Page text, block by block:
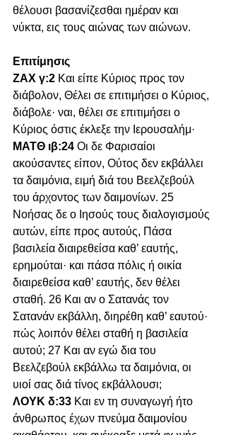
θέλουσι βασανίζεσθαι ημέραν και
νύκτα, εις τους αιώνας των αιώνων.
Επιτίμησις
ΖΑΧ γ:2 Και είπε Κύριος προς τον
διάβολον, Θέλει σε επιτιμήσει ο Κύριος,
διάβολε· ναι, θέλει σε επιτιμήσει ο
Κύριος όστις έκλεξε την Ιερουσαλήμ·
ΜΑΤΘ ιβ:24 Οι δε Φαρισαίοι
ακούσαντες είπον, Ούτος δεν εκβάλλει
τα δαιμόνια, ειμή διά του Βεελζεβούλ
του άρχοντος των δαιμονίων. 25
Νοήσας δε ο Ιησούς τους διαλογισμούς
αυτών, είπε προς αυτούς, Πάσα
βασιλεία διαιρεθείσα καθ’ εαυτής,
ερημούται· και πάσα πόλις ή οικία
διαιρεθείσα καθ’ εαυτής, δεν θέλει
σταθή. 26 Και αν ο Σατανάς τον
Σατανάν εκβάλλη, διηρέθη καθ’ εαυτού·
πώς λοιπόν θέλει σταθή η βασιλεία
αυτού; 27 Και αν εγώ δια του
Βεελζεβούλ εκβάλλω τα δαιμόνια, οι
υιοί σας διά τίνος εκβάλλουσι;
ΛΟΥΚ δ:33 Και εν τη συναγωγή ήτο
άνθρωπος έχων πνεύμα δαιμονίου